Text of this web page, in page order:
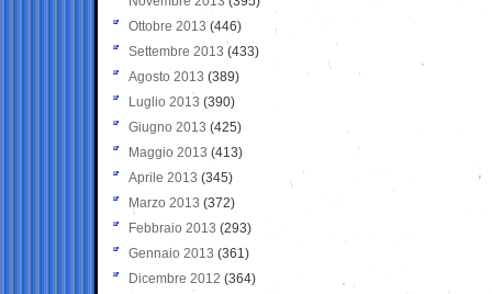
Ottobre 2013 (446)
Settembre 2013 (433)
Agosto 2013 (389)
Luglio 2013 (390)
Giugno 2013 (425)
Maggio 2013 (413)
Aprile 2013 (345)
Marzo 2013 (372)
Febbraio 2013 (293)
Gennaio 2013 (361)
Dicembre 2012 (364)